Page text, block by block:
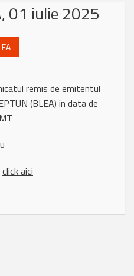
01 iulie 2025
remis de emitentul
(BLEA) in data de
click aici